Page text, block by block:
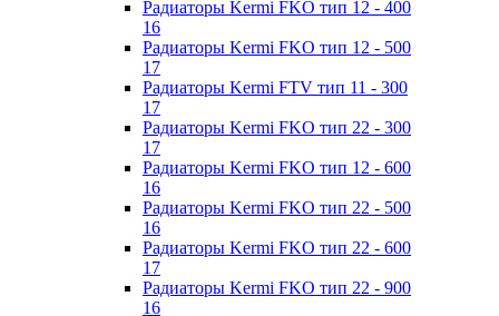
Радиаторы Kermi FKO тип 12 - 400
16
Радиаторы Kermi FKO тип 12 - 500
17
Радиаторы Kermi FTV тип 11 - 300
17
Радиаторы Kermi FKO тип 22 - 300
17
Радиаторы Kermi FKO тип 12 - 600
16
Радиаторы Kermi FKO тип 22 - 500
16
Радиаторы Kermi FKO тип 22 - 600
17
Радиаторы Kermi FKO тип 22 - 900
16